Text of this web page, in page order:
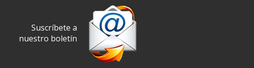
Suscríbete a
nuestro boletín